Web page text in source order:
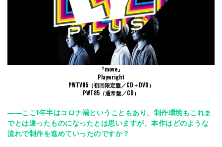
『move』
Playwright
PWTV85（初回限定盤／CD＋DVD）
PWT85（通常盤／CD）
――ここ1年半はコロナ禍ということもあり、制作環境もこれま
でとは違ったものになったとは思いますが、本作はどのような
流れで制作を進めていったのですか？